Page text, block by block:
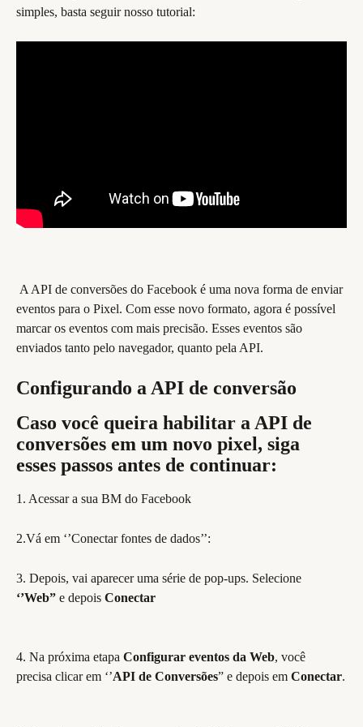
simples, basta seguir nosso tutorial:
eventos para o Pixel. Com esse novo formato, agora é possível
marcar os eventos com mais precisão. Esses eventos são
enviados tanto pelo navegador, quanto pela API.
Configurando a API de conversão
Caso você queira habilitar a API de
conversões em um novo pixel, siga
esses passos antes de continuar:
1. Acessar a sua BM do Facebook
2.Vá em ‘’Conectar fontes de dados’’:
3. Depois, vai aparecer uma série de pop-ups. Selecione
‘’Web” e depois Conectar
4. Na próxima etapa Configurar eventos da Web, você
precisa clicar em ‘’API de Conversões” e depois em Conectar.